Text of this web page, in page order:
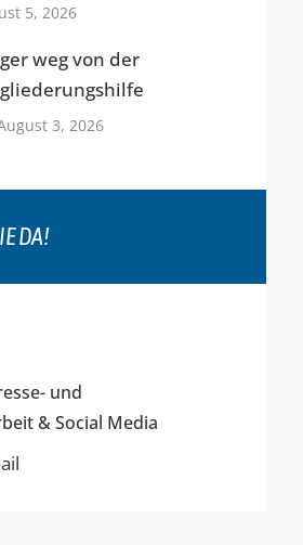
5, 2026
weg von der
3, 2026
DA!
und
& Social Media